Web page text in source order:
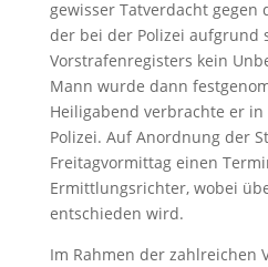
gewisser Tatverdacht gegen
der bei der Polizei aufgrund
Vorstrafenregisters kein
Mann wurde dann
Heiligabend verbrachte er
Polizei. Auf Anordnung der
Freitagvormittag einen
Ermittlungsrichter, wobei
entschieden wird.
Im Rahmen der zahlreichen